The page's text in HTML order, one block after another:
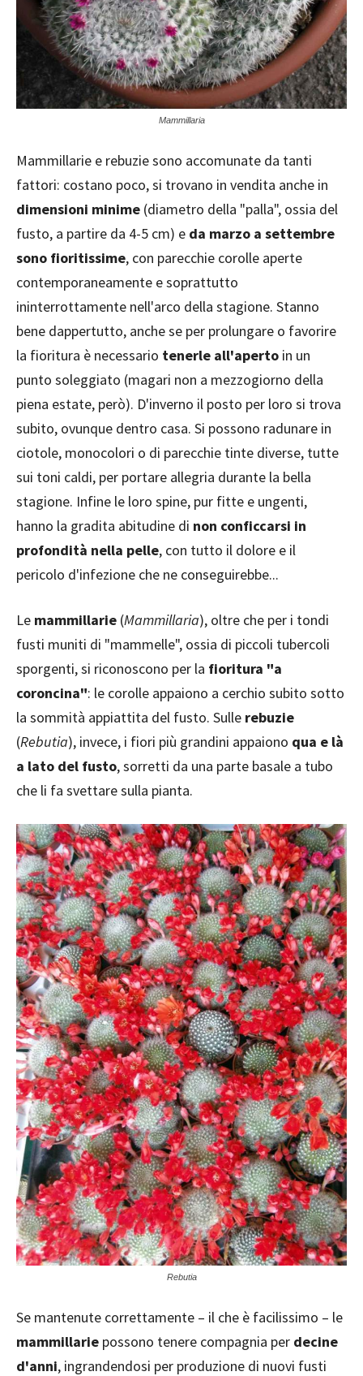
Mammillaria
Mammillarie e rebuzie sono accomunate da tanti
fattori: costano poco, si trovano in vendita anche in
dimensioni minime (diametro della "palla", ossia del
fusto, a partire da 4-5 cm) e da marzo a settembre
sono fioritissime, con parecchie corolle aperte
contemporaneamente e soprattutto
ininterrottamente nell'arco della stagione. Stanno
bene dappertutto, anche se per prolungare o favorire
la fioritura è necessario tenerle all'aperto in un
punto soleggiato (magari non a mezzogiorno della
piena estate, però). D'inverno il posto per loro si trova
subito, ovunque dentro casa. Si possono radunare in
ciotole, monocolori o di parecchie tinte diverse, tutte
sui toni caldi, per portare allegria durante la bella
stagione. Infine le loro spine, pur fitte e ungenti,
hanno la gradita abitudine di non conficcarsi in
profondità nella pelle, con tutto il dolore e il
pericolo d'infezione che ne conseguirebbe...
Le mammillarie (Mammillaria), oltre che per i tondi
fusti muniti di "mammelle", ossia di piccoli tubercoli
sporgenti, si riconoscono per la fioritura "a
coroncina": le corolle appaiono a cerchio subito sotto
la sommità appiattita del fusto. Sulle rebuzie
(Rebutia), invece, i fiori più grandini appaiono qua e là
a lato del fusto, sorretti da una parte basale a tubo
che li fa svettare sulla pianta.
Rebutia
Se mantenute correttamente – il che è facilissimo – le
mammillarie possono tenere compagnia per decine
d'anni, ingrandendosi per produzione di nuovi fusti